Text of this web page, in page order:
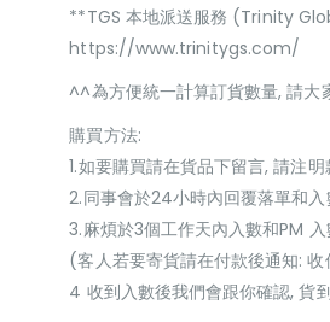
**TGS 本地派送服務 (Trinity
https://www.trinitygs.com/
^^為方便統一計算訂貨數量, 請大
購買方法:
1.如要購買請在貨品下留言, 請注
2.同事會於24小時內回覆落單和
3.麻煩於3個工作天內入數和PM
(客人若要寄貨請在付款後通知:
4 收到入數後我們會跟你確認, 貨